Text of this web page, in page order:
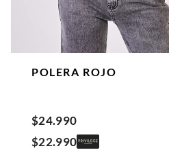
POLERA ROJO
$24.990
$22.990